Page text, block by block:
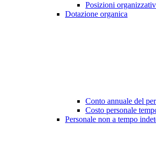
Posizioni
Dotazione organica
Conto annuale del
Costo personale
Personale non a tempo